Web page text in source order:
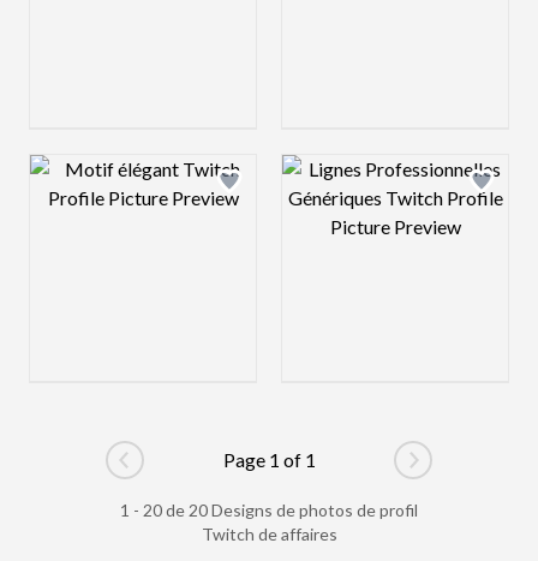
Design preview image Design preview
Go to previous page
Page 1 of 1
Go to next
1 - 20 de 20 Designs de photos de profil
Twitch de affaires